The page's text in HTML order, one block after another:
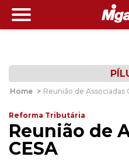
Home > Reunião de Associadas
Reforma Tributária
Reunião de
CESA